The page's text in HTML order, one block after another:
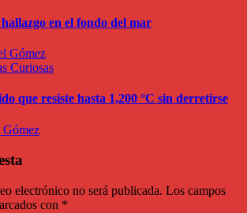
en el fondo del mar
Gómez
Curiosas
que resiste hasta 1,200 °C sin derretirse
Gómez
electrónico no será publicada. Los campos
con *